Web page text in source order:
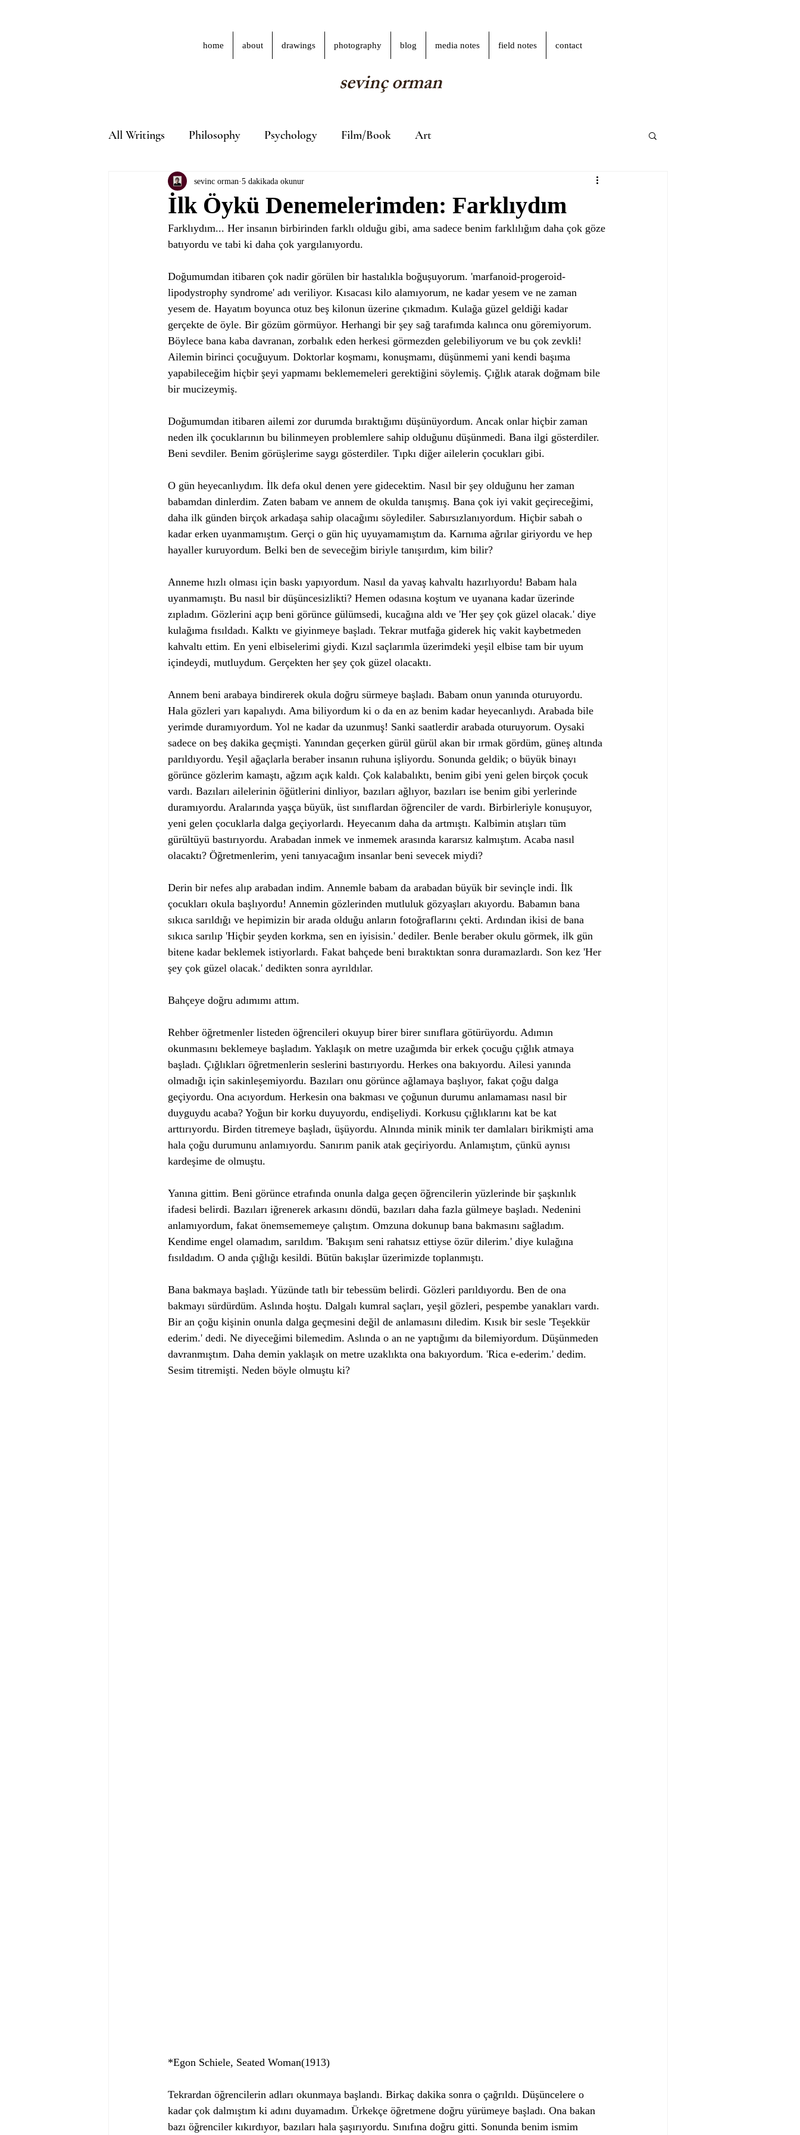
home about drawings photography blog media notes field notes contact
sevinç orman
All Writings Philosophy Psychology Film/Book Art
İlk Öykü Denemelerimden: Farklıydım
sevinc orman 5 dakikada okunur
Farklıydım... Her insanın birbirinden farklı olduğu gibi, ama sadece benim farklılığım daha çok göze
batıyordu ve tabi ki daha çok yargılanıyordu.
Doğumumdan itibaren çok nadir görülen bir hastalıkla boğuşuyorum. 'marfanoid-progeroid-
lipodystrophy syndrome' adı veriliyor. Kısacası kilo alamıyorum, ne kadar yesem ve ne zaman
yesem de. Hayatım boyunca otuz beş kilonun üzerine çıkmadım. Kulağa güzel geldiği kadar
gerçekte de öyle. Bir gözüm görmüyor. Herhangi bir şey sağ tarafımda kalınca onu göremiyorum.
Böylece bana kaba davranan, zorbalık eden herkesi görmezden gelebiliyorum ve bu çok zevkli!
Ailemin birinci çocuğuyum. Doktorlar koşmamı, konuşmamı, düşünmemi yani kendi başıma
yapabileceğim hiçbir şeyi yapmamı beklememeleri gerektiğini söylemiş. Çığlık atarak doğmam bile
bir mucizeymiş.
Doğumumdan itibaren ailemi zor durumda bıraktığımı düşünüyordum. Ancak onlar hiçbir zaman
neden ilk çocuklarının bu bilinmeyen problemlere sahip olduğunu düşünmedi. Bana ilgi gösterdiler.
Beni sevdiler. Benim görüşlerime saygı gösterdiler. Tıpkı diğer ailelerin çocukları gibi.
O gün heyecanlıydım. İlk defa okul denen yere gidecektim. Nasıl bir şey olduğunu her zaman
babamdan dinlerdim. Zaten babam ve annem de okulda tanışmış. Bana çok iyi vakit geçireceğimi,
daha ilk günden birçok arkadaşa sahip olacağımı söylediler. Sabırsızlanıyordum. Hiçbir sabah o
kadar erken uyanmamıştım. Gerçi o gün hiç uyuyamamıştım da. Karnıma ağrılar giriyordu ve hep
hayaller kuruyordum. Belki ben de seveceğim biriyle tanışırdım, kim bilir?
Anneme hızlı olması için baskı yapıyordum. Nasıl da yavaş kahvaltı hazırlıyordu! Babam hala
uyanmamıştı. Bu nasıl bir düşüncesizlikti? Hemen odasına koştum ve uyanana kadar üzerinde
zıpladım. Gözlerini açıp beni görünce gülümsedi, kucağına aldı ve 'Her şey çok güzel olacak.' diye
kulağıma fısıldadı. Kalktı ve giyinmeye başladı. Tekrar mutfağa giderek hiç vakit kaybetmeden
kahvaltı ettim. En yeni elbiselerimi giydi. Kızıl saçlarımla üzerimdeki yeşil elbise tam bir uyum
içindeydi, mutluydum. Gerçekten her şey çok güzel olacaktı.
Annem beni arabaya bindirerek okula doğru sürmeye başladı. Babam onun yanında oturuyordu.
Hala gözleri yarı kapalıydı. Ama biliyordum ki o da en az benim kadar heyecanlıydı. Arabada bile
yerimde duramıyordum. Yol ne kadar da uzunmuş! Sanki saatlerdir arabada oturuyorum. Oysaki
sadece on beş dakika geçmişti. Yanından geçerken gürül gürül akan bir ırmak gördüm, güneş altında
parıldıyordu. Yeşil ağaçlarla beraber insanın ruhuna işliyordu. Sonunda geldik; o büyük binayı
görünce gözlerim kamaştı, ağzım açık kaldı. Çok kalabalıktı, benim gibi yeni gelen birçok çocuk
vardı. Bazıları ailelerinin öğütlerini dinliyor, bazıları ağlıyor, bazıları ise benim gibi yerlerinde
duramıyordu. Aralarında yaşça büyük, üst sınıflardan öğrenciler de vardı. Birbirleriyle konuşuyor,
yeni gelen çocuklarla dalga geçiyorlardı. Heyecanım daha da artmıştı. Kalbimin atışları tüm
gürültüyü bastırıyordu. Arabadan inmek ve inmemek arasında kararsız kalmıştım. Acaba nasıl
olacaktı? Öğretmenlerim, yeni tanıyacağım insanlar beni sevecek miydi?
Derin bir nefes alıp arabadan indim. Annemle babam da arabadan büyük bir sevinçle indi. İlk
çocukları okula başlıyordu! Annemin gözlerinden mutluluk gözyaşları akıyordu. Babamın bana
sıkıca sarıldığı ve hepimizin bir arada olduğu anların fotoğraflarını çekti. Ardından ikisi de bana
sıkıca sarılıp 'Hiçbir şeyden korkma, sen en iyisisin.' dediler. Benle beraber okulu görmek, ilk gün
bitene kadar beklemek istiyorlardı. Fakat bahçede beni bıraktıktan sonra duramazlardı. Son kez 'Her
şey çok güzel olacak.' dedikten sonra ayrıldılar.
Bahçeye doğru adımımı attım.
Rehber öğretmenler listeden öğrencileri okuyup birer birer sınıflara götürüyordu. Adımın
okunmasını beklemeye başladım. Yaklaşık on metre uzağımda bir erkek çocuğu çığlık atmaya
başladı. Çığlıkları öğretmenlerin seslerini bastırıyordu. Herkes ona bakıyordu. Ailesi yanında
olmadığı için sakinleşemiyordu. Bazıları onu görünce ağlamaya başlıyor, fakat çoğu dalga
geçiyordu. Ona acıyordum. Herkesin ona bakması ve çoğunun durumu anlamaması nasıl bir
duyguydu acaba? Yoğun bir korku duyuyordu, endişeliydi. Korkusu çığlıklarını kat be kat
arttırıyordu. Birden titremeye başladı, üşüyordu. Alnında minik minik ter damlaları birikmişti ama
hala çoğu durumunu anlamıyordu. Sanırım panik atak geçiriyordu. Anlamıştım, çünkü aynısı
kardeşime de olmuştu.
Yanına gittim. Beni görünce etrafında onunla dalga geçen öğrencilerin yüzlerinde bir şaşkınlık
ifadesi belirdi. Bazıları iğrenerek arkasını döndü, bazıları daha fazla gülmeye başladı. Nedenini
anlamıyordum, fakat önemsememeye çalıştım. Omzuna dokunup bana bakmasını sağladım.
Kendime engel olamadım, sarıldım. 'Bakışım seni rahatsız ettiyse özür dilerim.' diye kulağına
fısıldadım. O anda çığlığı kesildi. Bütün bakışlar üzerimizde toplanmıştı.
Bana bakmaya başladı. Yüzünde tatlı bir tebessüm belirdi. Gözleri parıldıyordu. Ben de ona
bakmayı sürdürdüm. Aslında hoştu. Dalgalı kumral saçları, yeşil gözleri, pespembe yanakları vardı.
Bir an çoğu kişinin onunla dalga geçmesini değil de anlamasını diledim. Kısık bir sesle 'Teşekkür
ederim.' dedi. Ne diyeceğimi bilemedim. Aslında o an ne yaptığımı da bilemiyordum. Düşünmeden
davranmıştım. Daha demin yaklaşık on metre uzaklıkta ona bakıyordum. 'Rica e-ederim.' dedim.
Sesim titremişti. Neden böyle olmuştu ki?
*Egon Schiele, Seated Woman(1913)
Tekrardan öğrencilerin adları okunmaya başlandı. Birkaç dakika sonra o çağrıldı. Düşüncelere o
kadar çok dalmıştım ki adını duyamadım. Ürkekçe öğretmene doğru yürümeye başladı. Ona bakan
bazı öğrenciler kıkırdıyor, bazıları hala şaşırıyordu. Sınıfına doğru gitti. Sonunda benim ismim